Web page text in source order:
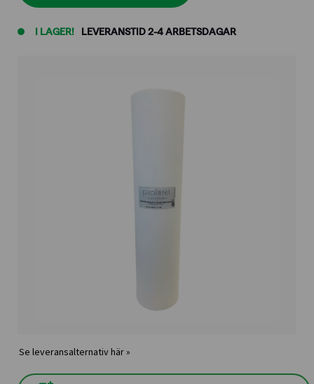
I LAGER! LEVERANSTID 2-4 ARBETSDAGAR
Se leveransalternativ här »